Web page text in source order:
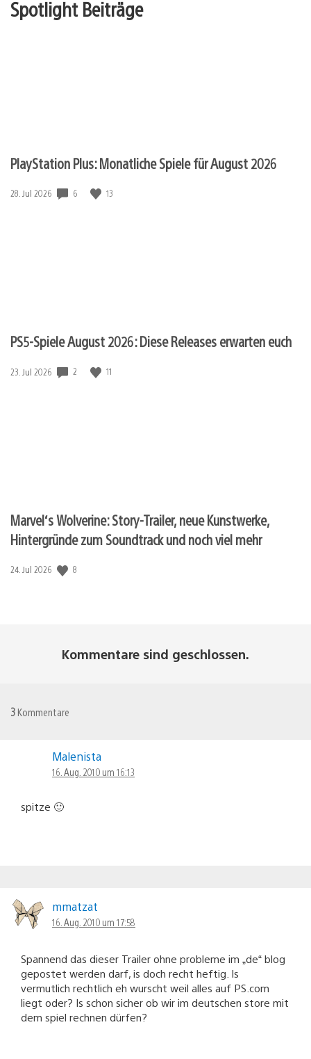
Spotlight Beiträge
PlayStation Plus: Monatliche Spiele für August 2026
Veröffentlichungsdatum:
28. Jul 2026 6 13
PS5-Spiele August 2026: Diese Releases erwarten euch
Veröffentlichungsdatum:
23. Jul 2026 2 11
Marvel‘s Wolverine: Story-Trailer, neue Kunstwerke,
Hintergründe zum Soundtrack und noch viel mehr
Veröffentlichungsdatum:
24. Jul 2026 8
Kommentare sind geschlossen.
3 Kommentare
Malenista
16. Aug. 2010 um 16:13
spitze 🙂
mmatzat
16. Aug. 2010 um 17:58
Spannend das dieser Trailer ohne probleme im „de“ blog
gepostet werden darf, is doch recht heftig. Is
vermutlich rechtlich eh wurscht weil alles auf PS.com
liegt oder? Is schon sicher ob wir im deutschen store mit
dem spiel rechnen dürfen?